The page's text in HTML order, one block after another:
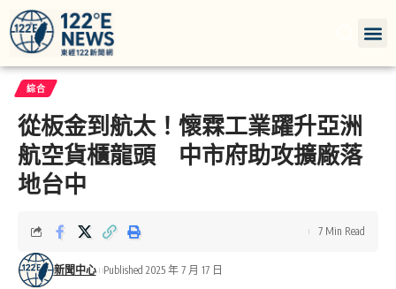
綜合
從板金到航太！懷霖工業躍升亞洲
航空貨櫃龍頭 中市府助攻擴廠落
地台中
新聞中心 Published 2025 年 7 月 17 日
7 Min Read